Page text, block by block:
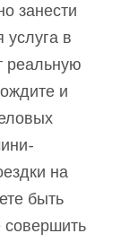
занести
в
реальную
и
на
быть
совершить